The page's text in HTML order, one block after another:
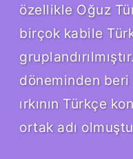
özellikle Oğuz
birçok kabile
döneminden beri
ırkının Türkçe
ortak adı